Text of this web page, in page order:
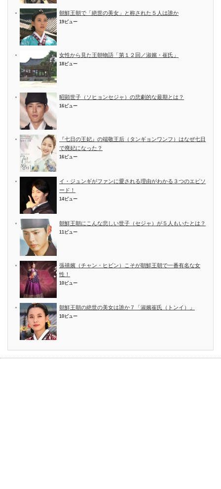
朝鮮王朝で「絶世の美女」と称された５人は誰か
19ビュー
女性から見た王朝物語「第１２回／淑嬪・崔氏」
18ビュー
昭顕世子（ソヒョンセジャ）の悲劇的な最期とは？
16ビュー
『七日の王妃』の端敬王后（タンギョンワンフ）はなぜ七日
で廃妃になった？
16ビュー
イ・ジュンギがファンに愛される理由がわかる３つのエピソ
ード！
14ビュー
朝鮮王朝にこんな悲しい世子（セジャ）が５人もいたとは？
11ビュー
張禧嬪（チャン・ヒビン）こそが朝鮮王朝で一番有名な女
性！
10ビュー
朝鮮王朝の絶世の美女は誰か７「淑嬪崔氏（トンイ）」
10ビュー